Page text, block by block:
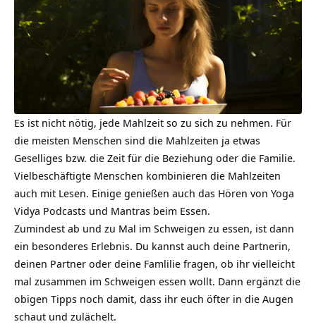
Es ist nicht nötig, jede Mahlzeit so zu sich zu nehmen. Für
die meisten Menschen sind die Mahlzeiten ja etwas
Geselliges bzw. die Zeit für die Beziehung oder die Familie.
Vielbeschäftigte Menschen kombinieren die Mahlzeiten
auch mit Lesen. Einige genießen auch das Hören von Yoga
Vidya Podcasts und Mantras beim Essen.
Zumindest ab und zu Mal im Schweigen zu essen, ist dann
ein besonderes Erlebnis. Du kannst auch deine Partnerin,
deinen Partner oder deine Famlilie fragen, ob ihr vielleicht
mal zusammen im Schweigen essen wollt. Dann ergänzt die
obigen Tipps noch damit, dass ihr euch öfter in die Augen
schaut und zulächelt.